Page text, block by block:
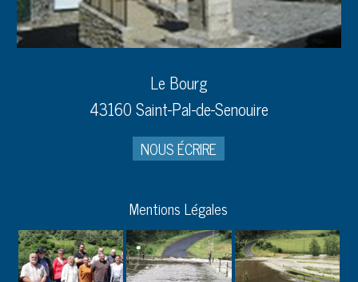
Le Bourg
43160 Saint-Pal-de-Senouire
NOUS ÉCRIRE
Mentions Légales